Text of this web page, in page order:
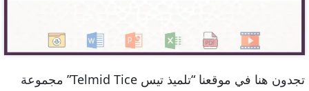
تجدون هنا في موقعنا “تلميذ تيس Telmid Tice” مجموعة